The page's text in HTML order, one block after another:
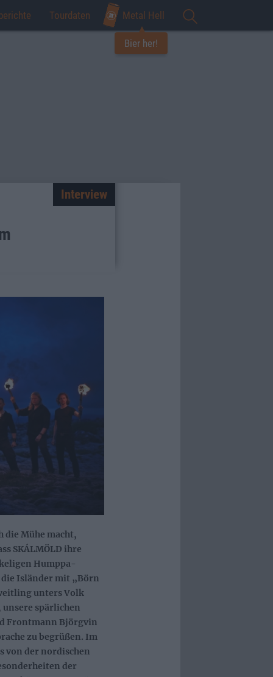
Tourdaten Metal Hell
Bier her!
Interview
die Mühe macht,
SKÁLMÖLD ihre
Humppa-
Isländer mit „Börn
unters Volk
spärlichen
Frontmann Björgvin
zu begrüßen. Im
von der nordischen
der